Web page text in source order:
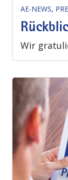
AE-NEWS
Wir